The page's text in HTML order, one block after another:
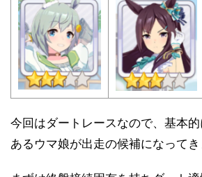
今回はダートレースなので、基本
あるウマ娘が出走の候補になって